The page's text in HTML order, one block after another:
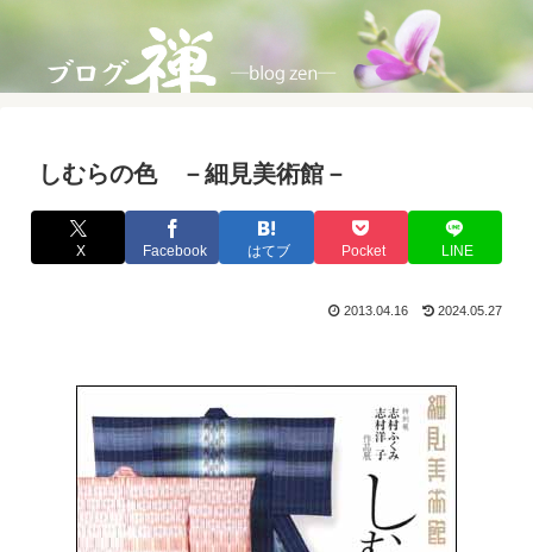
しむらの色 －細見美術館－
X Facebook はてブ Pocket LINE
2013.04.16 2024.05.27